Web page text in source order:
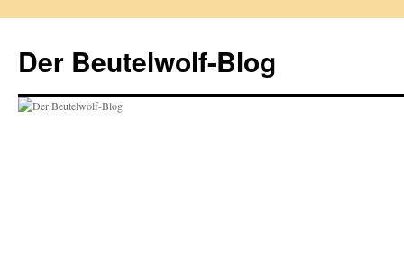
springen
Der Beutelwolf-Blog